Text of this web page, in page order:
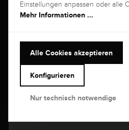
Einstellungen anpassen oder alle
Mehr Informationen ...
Alle Cookies akzeptieren
Konfigurieren
Nur technisch notwendige